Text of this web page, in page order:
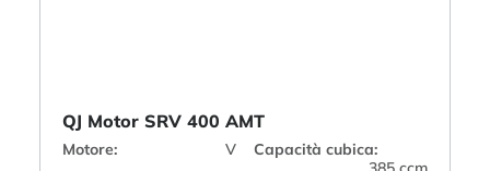
QJ Motor SRV 400 AMT
Motore: V
Capacità cubica: